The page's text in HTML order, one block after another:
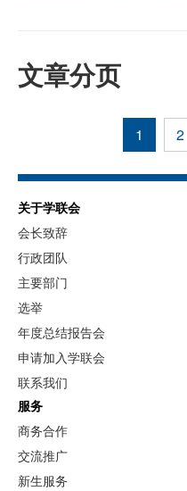
文章分页
1 2
关于学联会
会长致辞
行政团队
主要部门
选举
年度总结报告会
申请加入学联会
联系我们
服务
商务合作
交流推广
新生服务